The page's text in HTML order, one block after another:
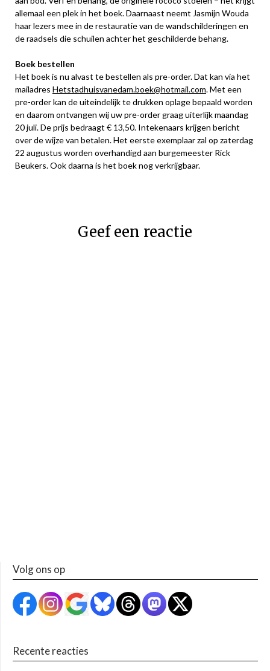
allemaal een plek in het boek. Daarnaast neemt Jasmijn Wouda
haar lezers mee in de restauratie van de wandschilderingen en
de raadsels die schuilen achter het geschilderde behang.
Boek bestellen
Het boek is nu alvast te bestellen als pre-order. Dat kan via het
mailadres Hetstadhuisvanedam.boek@hotmail.com. Met een
pre-order kan de uiteindelijk te drukken oplage bepaald worden
en daarom ontvangen wij uw pre-order graag uiterlijk maandag
20 juli. De prijs bedraagt € 13,50. Intekenaars krijgen bericht
over de wijze van betalen. Het eerste exemplaar zal op zaterdag
22 augustus worden overhandigd aan burgemeester Rick
Beukers. Ook daarna is het boek nog verkrijgbaar.
Geef een reactie
Volg ons op
Recente reacties